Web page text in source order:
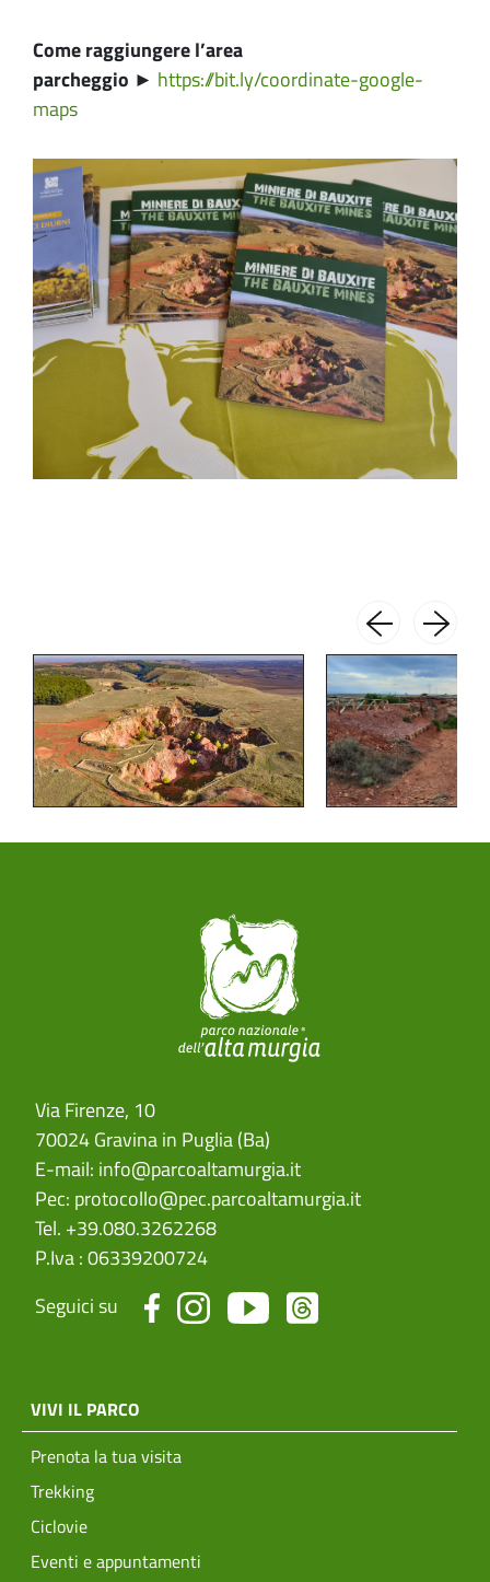
Come raggiungere l’area
parcheggio ► https://bit.ly/coordinate-google-
maps
Image
Via Firenze, 10
70024 Gravina in Puglia (Ba)
E-mail: info@parcoaltamurgia.it
Pec: protocollo@pec.parcoaltamurgia.it
Tel. +39.080.3262268
P.Iva : 06339200724
Seguici su
menu top footer
VIVI IL PARCO
Prenota la tua visita
Trekking
Ciclovie
Eventi e appuntamenti